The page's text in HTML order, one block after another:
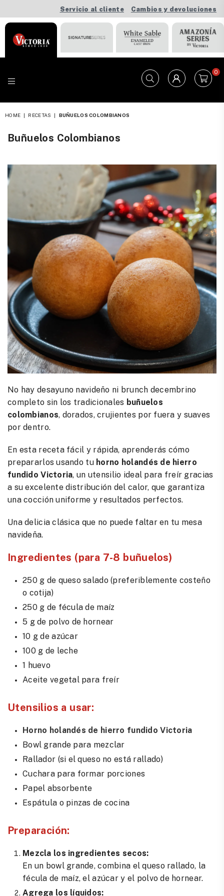
Servicio al cliente Cambios y devoluciones
0
HOME | RECETAS | BUÑUELOS COLOMBIANOS
Buñuelos Colombianos
No hay desayuno navideño ni brunch decembrino
completo sin los tradicionales buñuelos
colombianos, dorados, crujientes por fuera y suaves
por dentro.
En esta receta fácil y rápida, aprenderás cómo
prepararlos usando tu horno holandés de hierro
fundido Victoria, un utensilio ideal para freír gracias
a su excelente distribución del calor, que garantiza
una cocción uniforme y resultados perfectos.
Una delicia clásica que no puede faltar en tu mesa
navideña.
Ingredientes (para 7-8 buñuelos)
250 g de queso salado (preferiblemente costeño
o cotija)
250 g de fécula de maíz
5 g de polvo de hornear
10 g de azúcar
100 g de leche
1 huevo
Aceite vegetal para freír
Utensilios a usar:
Horno holandés de hierro fundido Victoria
Bowl grande para mezclar
Rallador (si el queso no está rallado)
Cuchara para formar porciones
Papel absorbente
Espátula o pinzas de cocina
Preparación:
Mezcla los ingredientes secos:
En un bowl grande, combina el queso rallado, la
fécula de maíz, el azúcar y el polvo de hornear.
Agrega los líquidos: